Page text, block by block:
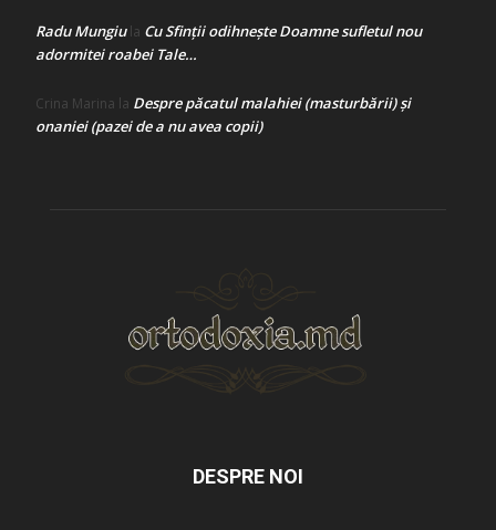
Radu Mungiula Cu Sfinții odihnește Doamne sufletul nou
adormitei roabei Tale…
Crina Marina la Despre păcatul malahiei (masturbării) şi
onaniei (pazei de a nu avea copii)
DESPRE NOI